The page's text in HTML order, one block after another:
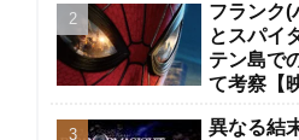
フランク(
とスパイ
テン島で
て考察【
異なる結